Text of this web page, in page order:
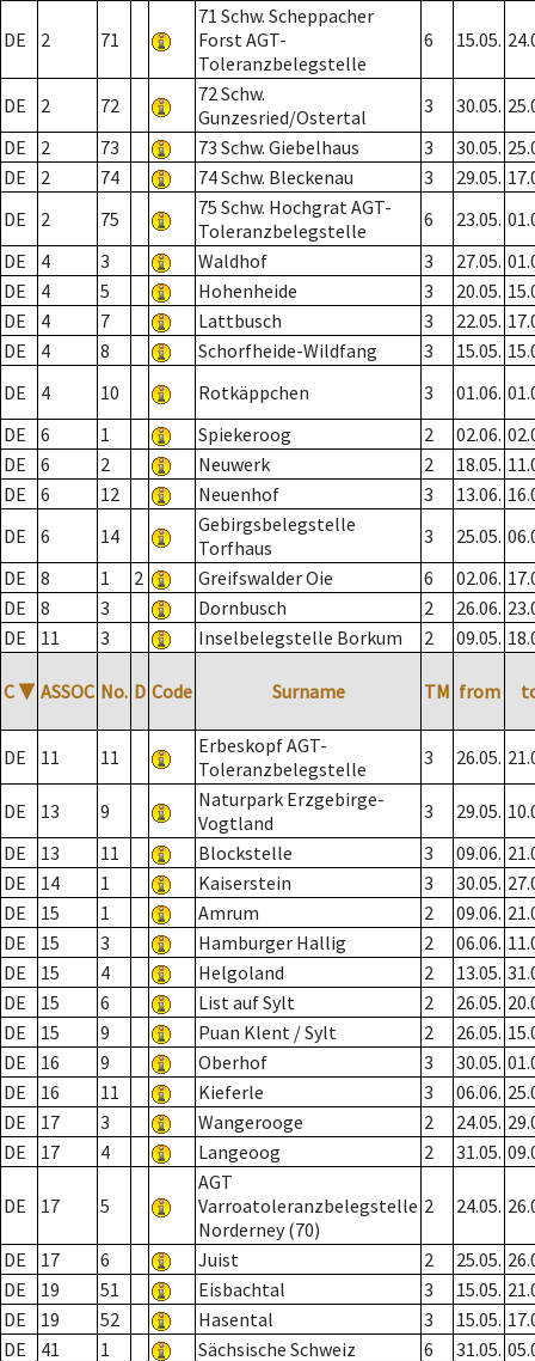
DE 2 71
71 Schw. Scheppacher
Forst AGT-
Toleranzbelegstelle
6 15.05.
DE 2 72
72 Schw.
Gunzesried/Ostertal
3 30.05.
DE
2 73 73 Schw. Giebelhaus 3 30.05.
DE
2 74 74 Schw. Bleckenau 3 29.05.
DE
2 75
75 Schw. Hochgrat AGT-
Toleranzbelegstelle
6 23.05.
DE
4 3 Waldhof 3 27.05.
DE
4 5 Hohenheide 3 20.05.
DE
4 7 Lattbusch 3 22.05.
DE
4 8 Schorfheide-Wildfang 3 15.05.
DE
4 10 Rotkäppchen 3 01.06.
DE
6 1 Spiekeroog 2 02.06.
DE
6 2 Neuwerk 2 18.05.
DE
6 12 Neuenhof 3 13.06.
DE
6 14
Gebirgsbelegstelle
Torfhaus
3 25.05.
DE
8 1 2 Greifswalder Oie 6 02.06.
DE
8 3 Dornbusch 2 26.06.
DE
11 3 Inselbelegstelle Borkum 2 09.05.
C ▼ ASSOC No. D Code Surname TM from
DE 11 11
Erbeskopf AGT-
Toleranzbelegstelle
3 26.05.
DE 13 9
Naturpark Erzgebirge-
Vogtland
3 29.05.
DE
13 11 Blockstelle 3 09.06.
DE
14 1 Kaiserstein 3 30.05.
DE
15 1 Amrum 2 09.06.
DE
15 3 Hamburger Hallig 2 06.06.
DE
15 4 Helgoland 2 13.05.
DE
15 6 List auf Sylt 2 26.05.
DE
15 9 Puan Klent / Sylt 2 26.05.
DE
16 9 Oberhof 3 30.05.
DE
16 11 Kieferle 3 06.06.
DE
17 3 Wangerooge 2 24.05.
DE
17 4 Langeoog 2 31.05.
DE 17 5
AGT
Varroatoleranzbelegstelle
Norderney (70)
2 24.05.
DE 17 6 Juist 2 25.05.
DE
19 51 Eisbachtal 3 15.05.
DE
19 52 Hasental 3 15.05.
DE
41 1 Sächsische Schweiz 6 31.05.